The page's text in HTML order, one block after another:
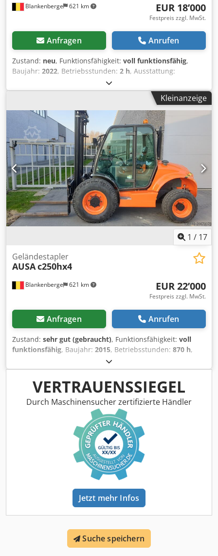
Blankenberge 621 km EUR 18’000
Festpreis zzgl. MwSt.
Anfragen Anrufen
Zustand: neu, Funktionsfähigkeit: voll funktionsfähig,
Baujahr: 2022, Betriebsstunden: 2 h, Ausstattung:
, neuer Ausa Dumper Baujahr 2022
Hochkippmulde Crodpjx Dcmxjfx Adrof hydrostatischer
Kleinanzeige
1 / 17
Blankenberge 621 km
Geländestapler
AUSAc250hx4
EUR 22’000
Festpreis zzgl. MwSt.
Anfragen Anrufen
Zustand: sehr gut (gebraucht), Funktionsfähigkeit: voll
funktionsfähig, Baujahr: 2015, Betriebsstunden: 870 h,
Kabine, Palettengabeln, Seitenschieber
gepflegter Ausa Geländestapler, Baujahr 2015, 870
Betriebsstunden, Seitenschieber, neue Hinterreifen Cjdpfx
Aex Dcqdedrjrf
VERTRAUENSSIEGEL
Durch Maschinensucher zertifizierte Händler
Jetzt mehr Infos
Suche speichern